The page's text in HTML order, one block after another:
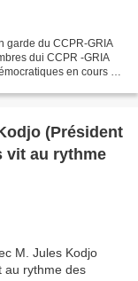
garde du CCPR-GRIA
dui CCPR -GRIA
en cours au
(Président
vit au rythme